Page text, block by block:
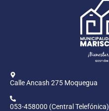
Calle Ancash 275 Moquegua
053-458000 (Central Telefónica)